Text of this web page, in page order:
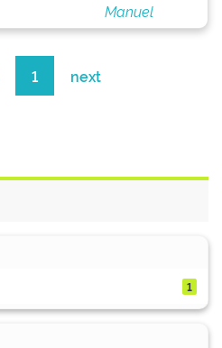
Manuel
1 next
1